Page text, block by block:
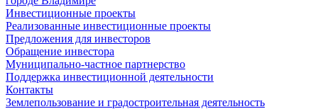
Инвестиционные проекты
Реализованные инвестиционные проекты
Предложения для инвесторов
Обращение инвестора
Муниципально-частное партнерство
Поддержка инвестиционной деятельности
Контакты
Землепользование и градостроительная деятельность